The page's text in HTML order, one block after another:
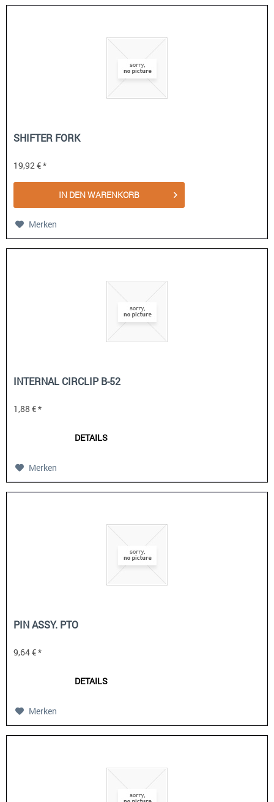
SHIFTER FORK
19,92 € *
IN DENWARENKORB
Merken
INTERNAL CIRCLIP B-52
1,88 € *
DETAILS
Merken
PIN ASSY. PTO
9,64 € *
DETAILS
Merken